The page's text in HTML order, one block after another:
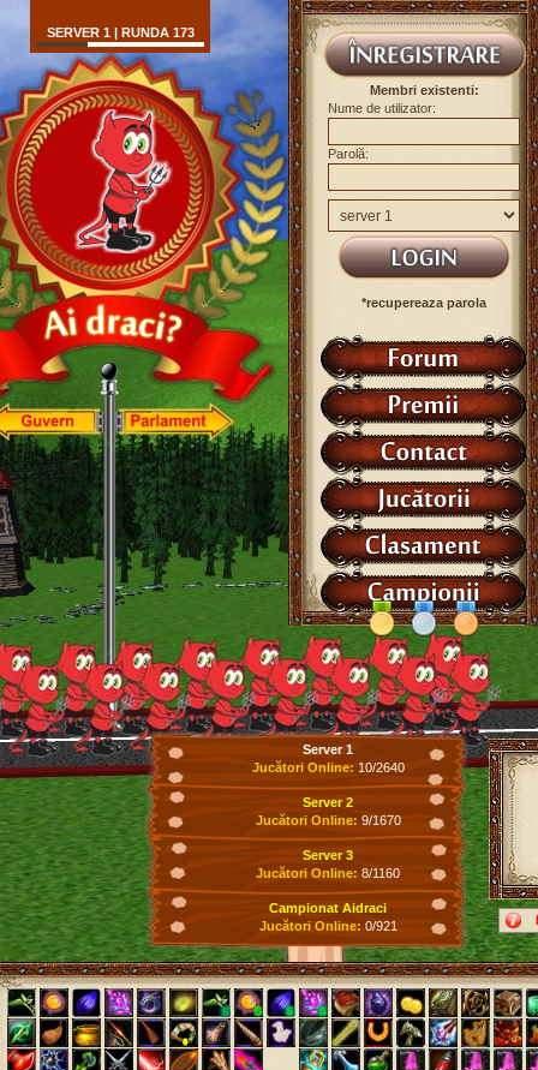
SERVER 1 | RUNDA 173
Membri existenti:
Nume de utilizator:
Parolă:
*recupereaza parola
Server 1
Jucători Online: 10/2640
Server 2
Jucători Online: 9/1670
Server 3
Jucători Online: 8/1160
Campionat Aidraci
Jucători Online: 0/921